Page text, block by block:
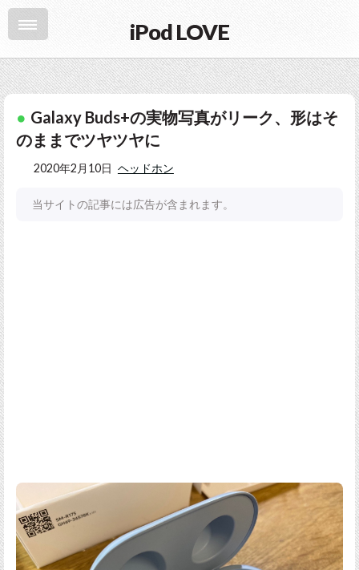
iPod LOVE
Galaxy Buds+の実物写真がリーク、形はそ
のままでツヤツヤに
2020年2月10日 ヘッドホン
当サイトの記事には広告が含まれます。